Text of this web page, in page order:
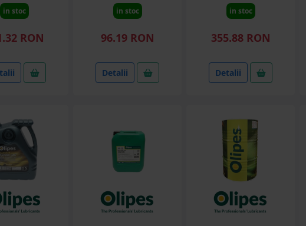
in stoc
RON
in stoc
96.19 RON
Detalii
in stoc
355.88 RON
Detalii